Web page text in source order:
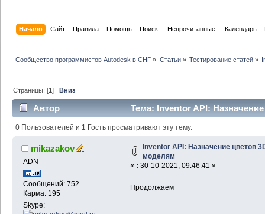
Начало Сайт Правила Помощь Поиск Непрочитанные Календарь
Сообщество программистов Autodesk в СНГ » Статьи» Тестирование статей»
Страницы: [1]Вниз
Автор
Тема: Inventor API:
раз)
0 Пользователей и 1 Гость просматривают эту тему.
mikazakov
ADN
Сообщений: 752
Карма: 195
Skype:
Inventor API: Назначение цветов
моделям
« : 30-10-2021, 09:46:41 »
Продолжаем